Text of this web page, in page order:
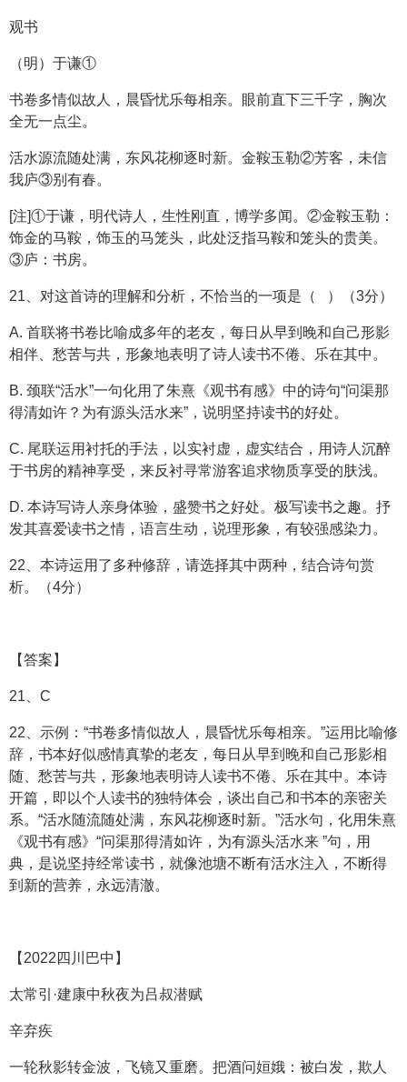
观书
（明）于谦①
书卷多情似故人，晨昏忧乐每相亲。眼前直下三千字，胸次
全无一点尘。
活水源流随处满，东风花柳逐时新。金鞍玉勒②芳客，未信
我庐③别有春。
[注]①于谦，明代诗人，生性刚直，博学多闻。②金鞍玉勒：
饰金的马鞍，饰玉的马笼头，此处泛指马鞍和笼头的贵美。
③庐：书房。
21、对这首诗的理解和分析，不恰当的一项是（ ）（3分）
A. 首联将书卷比喻成多年的老友，每日从早到晚和自己形影
相伴、愁苦与共，形象地表明了诗人读书不倦、乐在其中。
B. 颈联“活水”一句化用了朱熹《观书有感》中的诗句“问渠那
得清如许？为有源头活水来”，说明坚持读书的好处。
C. 尾联运用衬托的手法，以实衬虚，虚实结合，用诗人沉醉
于书房的精神享受，来反衬寻常游客追求物质享受的肤浅。
D. 本诗写诗人亲身体验，盛赞书之好处。极写读书之趣。抒
发其喜爱读书之情，语言生动，说理形象，有较强感染力。
22、本诗运用了多种修辞，请选择其中两种，结合诗句赏
析。（4分）
【答案】
21、C
22、示例：“书卷多情似故人，晨昏忧乐每相亲。”运用比喻修
辞，书本好似感情真挚的老友，每日从早到晚和自己形影相
随、愁苦与共，形象地表明诗人读书不倦、乐在其中。本诗
开篇，即以个人读书的独特体会，谈出自己和书本的亲密关
系。“活水随流随处满，东风花柳逐时新。”活水句，化用朱熹
《观书有感》“问渠那得清如许，为有源头活水来 ”句，用
典，是说坚持经常读书，就像池塘不断有活水注入，不断得
到新的营养，永远清澈。
【2022四川巴中】
太常引·建康中秋夜为吕叔潜赋
辛弃疾
一轮秋影转金波，飞镜又重磨。把酒问姮娥：被白发，欺人